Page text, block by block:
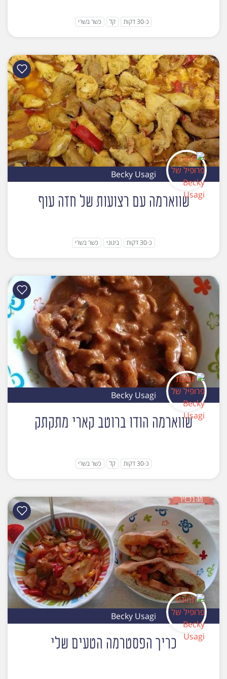
כ-30 דקות קל כשר בשרי
Becky Usagi
שווארמה עם רצועות של חזה עוף
כ-30 דקות בינוני כשר בשרי
Becky Usagi
שווארמה הודו ברוטב קארי מתקתק
כ-30 דקות קל כשר בשרי
Becky Usagi
כריך הפסטרמה הטעים שלי